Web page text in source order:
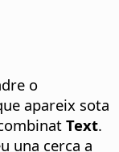
o
apareix sota
Text.
una cerca a